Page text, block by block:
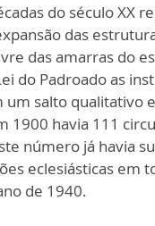
do século XX
das
das amarras do
do Padroado as
um salto qualitativo e
1900 havia 111
número já havia
eclesiásticas em
de 1940.